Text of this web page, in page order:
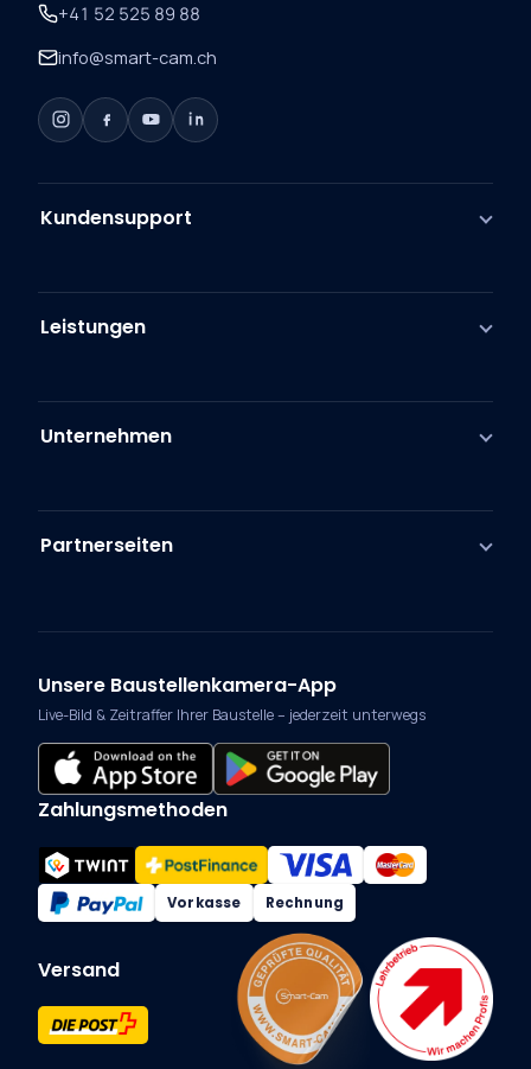
+41 52 525 89 88
info@smart-cam.ch
Kundensupport
Leistungen
Unternehmen
Partnerseiten
Unsere Baustellenkamera-App
Live-Bild & Zeitraffer Ihrer Baustelle – jederzeit unterwegs
Zahlungsmethoden
Vorkasse Rechnung
Versand